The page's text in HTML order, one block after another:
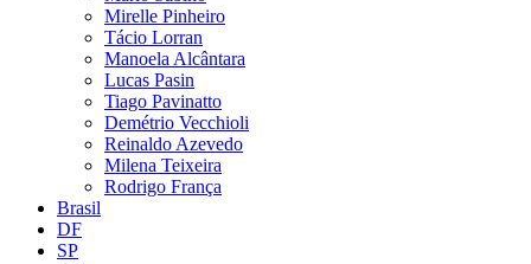
Mirelle Pinheiro
Tácio Lorran
Manoela Alcântara
Lucas Pasin
Tiago Pavinatto
Demétrio Vecchioli
Reinaldo Azevedo
Milena Teixeira
Rodrigo França
Brasil
DF
SP